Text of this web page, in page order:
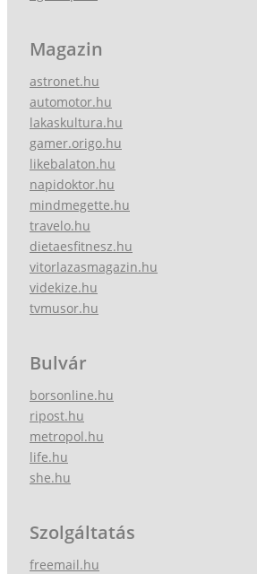
Magazin
astronet.hu
automotor.hu
lakaskultura.hu
gamer.origo.hu
likebalaton.hu
napidoktor.hu
mindmegette.hu
travelo.hu
dietaesfitnesz.hu
vitorlazasmagazin.hu
videkize.hu
tvmusor.hu
Bulvár
borsonline.hu
ripost.hu
metropol.hu
life.hu
she.hu
Szolgáltatás
freemail.hu